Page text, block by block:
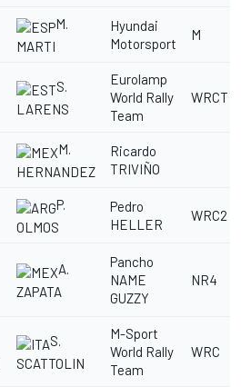
M.
MARTI
Hyundai
Motorsport
M
S.
LARENS
Eurolamp
World Rally
Team
WRCT
M.
HERNANDEZ
Ricardo
TRIVIÑO
P.
OLMOS
Pedro
HELLER
WRC2
A.
ZAPATA
Pancho
NAME
GUZZY
NR4
S.
SCATTOLIN
M-Sport
World Rally
Team
WRC